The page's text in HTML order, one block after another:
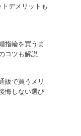
デメリットも
指輪を買うま
コツも解説
販で買うメリ
悔しない選び